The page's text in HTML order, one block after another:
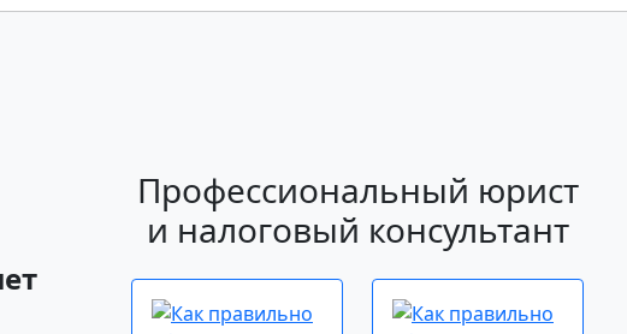
Профессиональный юрист
и налоговый консультант